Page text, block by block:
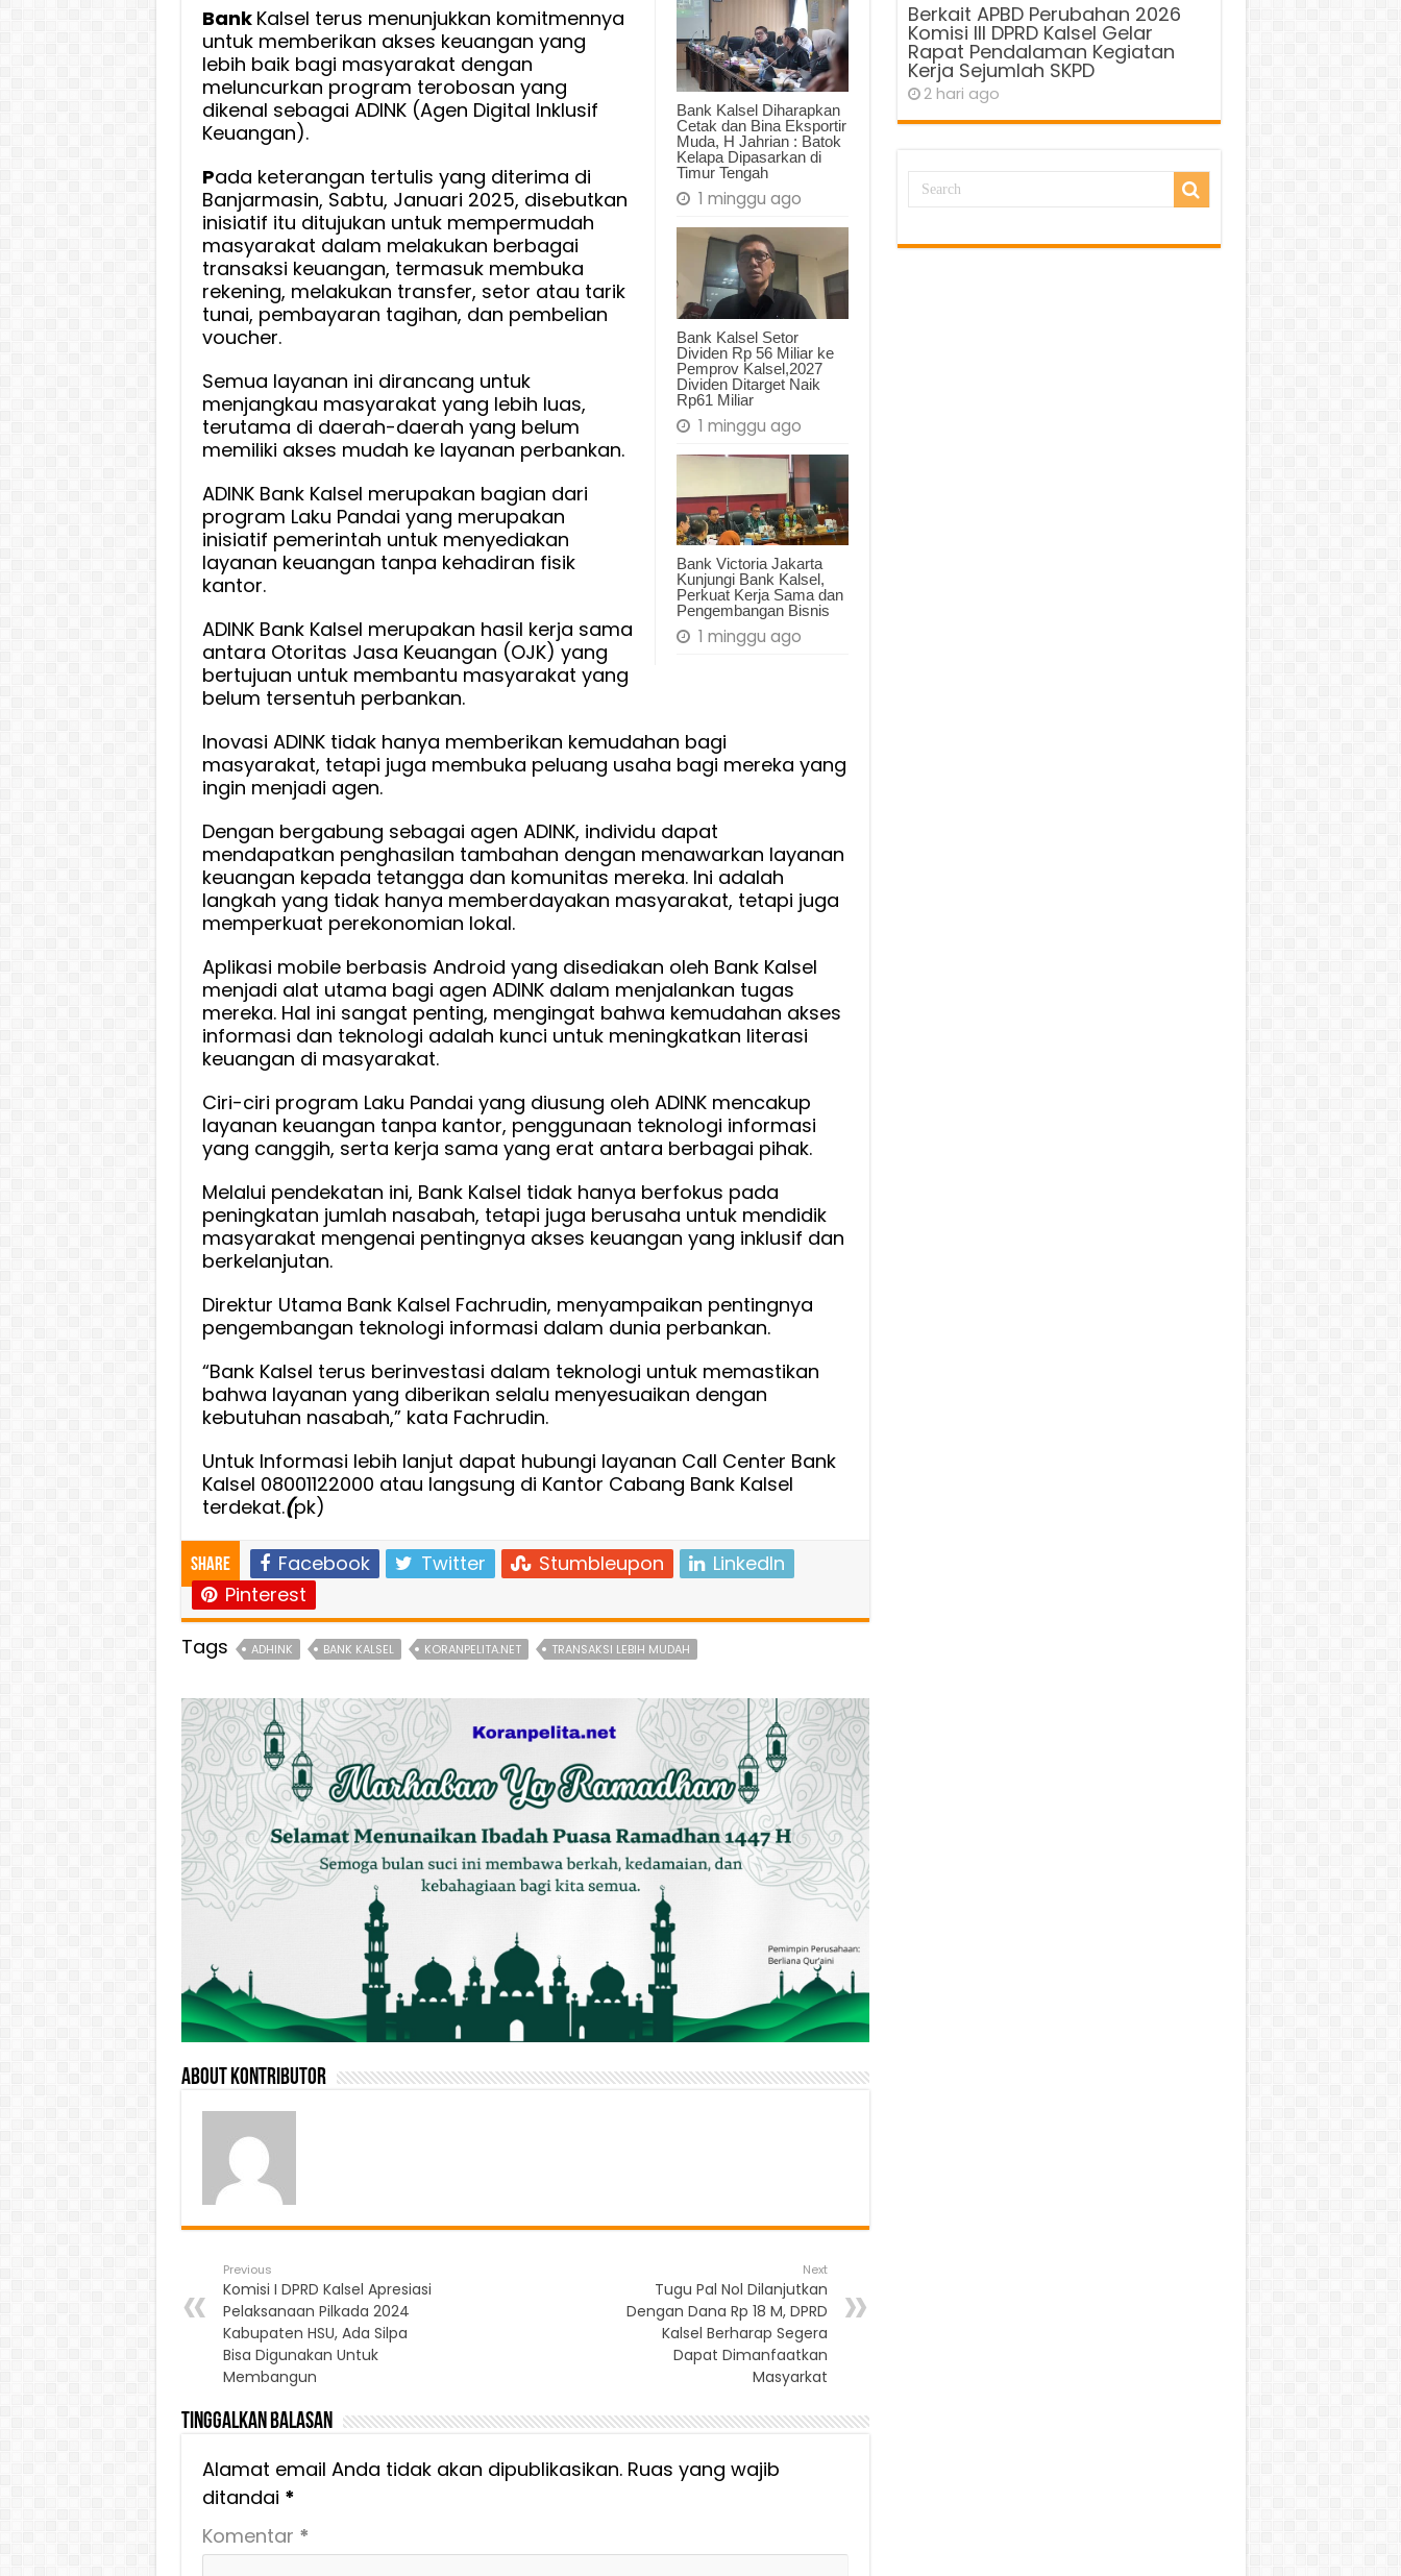
Bank Kalsel Diharapkan
Cetak dan Bina Eksportir
Muda, H Jahrian : Batok
Kelapa Dipasarkan di
Timur Tengah
1 minggu ago
Bank Kalsel Setor
Dividen Rp 56 Miliar ke
Pemprov Kalsel,2027
Dividen Ditarget Naik
Rp61 Miliar
1 minggu ago
Bank Victoria Jakarta
Kunjungi Bank Kalsel,
Perkuat Kerja Sama dan
Pengembangan Bisnis
1 minggu ago
Bank Kalsel terus menunjukkan komitmennya
untuk memberikan akses keuangan yang
lebih baik bagi masyarakat dengan
meluncurkan program terobosan yang
dikenal sebagai ADINK (Agen Digital Inklusif
Keuangan).
Pada keterangan tertulis yang diterima di
Banjarmasin, Sabtu, Januari 2025, disebutkan
inisiatif itu ditujukan untuk mempermudah
masyarakat dalam melakukan berbagai
transaksi keuangan, termasuk membuka
rekening, melakukan transfer, setor atau tarik
tunai, pembayaran tagihan, dan pembelian
voucher.
Semua layanan ini dirancang untuk
menjangkau masyarakat yang lebih luas,
terutama di daerah-daerah yang belum
memiliki akses mudah ke layanan perbankan.
ADINK Bank Kalsel merupakan bagian dari
program Laku Pandai yang merupakan
inisiatif pemerintah untuk menyediakan
layanan keuangan tanpa kehadiran fisik
kantor.
ADINK Bank Kalsel merupakan hasil kerja sama
antara Otoritas Jasa Keuangan (OJK) yang
bertujuan untuk membantu masyarakat yang
belum tersentuh perbankan.
Inovasi ADINK tidak hanya memberikan kemudahan bagi
masyarakat, tetapi juga membuka peluang usaha bagi mereka yang
ingin menjadi agen.
Dengan bergabung sebagai agen ADINK, individu dapat
mendapatkan penghasilan tambahan dengan menawarkan layanan
keuangan kepada tetangga dan komunitas mereka. Ini adalah
langkah yang tidak hanya memberdayakan masyarakat, tetapi juga
memperkuat perekonomian lokal.
Aplikasi mobile berbasis Android yang disediakan oleh Bank Kalsel
menjadi alat utama bagi agen ADINK dalam menjalankan tugas
mereka. Hal ini sangat penting, mengingat bahwa kemudahan akses
informasi dan teknologi adalah kunci untuk meningkatkan literasi
keuangan di masyarakat.
Ciri-ciri program Laku Pandai yang diusung oleh ADINK mencakup
layanan keuangan tanpa kantor, penggunaan teknologi informasi
yang canggih, serta kerja sama yang erat antara berbagai pihak.
Melalui pendekatan ini, Bank Kalsel tidak hanya berfokus pada
peningkatan jumlah nasabah, tetapi juga berusaha untuk mendidik
masyarakat mengenai pentingnya akses keuangan yang inklusif dan
berkelanjutan.
Direktur Utama Bank Kalsel Fachrudin, menyampaikan pentingnya
pengembangan teknologi informasi dalam dunia perbankan.
“Bank Kalsel terus berinvestasi dalam teknologi untuk memastikan
bahwa layanan yang diberikan selalu menyesuaikan dengan
kebutuhan nasabah,” kata Fachrudin.
Untuk Informasi lebih lanjut dapat hubungi layanan Call Center Bank
Kalsel 08001122000 atau langsung di Kantor Cabang Bank Kalsel
terdekat.(pk)
Share Facebook Twitter Stumbleupon
LinkedIn
Pinterest
Tags
ADHINK BANK KALSEL KORANPELITA.NET TRANSAKSI LEBIH MUDAH
About Kontributor
Previous
Komisi I DPRD Kalsel Apresiasi
Pelaksanaan Pilkada 2024
Kabupaten HSU, Ada Silpa
Bisa Digunakan Untuk
Membangun
Next
Tugu Pal Nol Dilanjutkan
Dengan Dana Rp 18 M, DPRD
Kalsel Berharap Segera
Dapat Dimanfaatkan
Masyarkat
Tinggalkan Balasan
Alamat email Anda tidak akan dipublikasikan. Ruas yang wajib
ditandai *
Komentar *
Berkait APBD Perubahan 2026
Komisi III DPRD Kalsel Gelar
Rapat Pendalaman Kegiatan
Kerja Sejumlah SKPD
2 hari ago